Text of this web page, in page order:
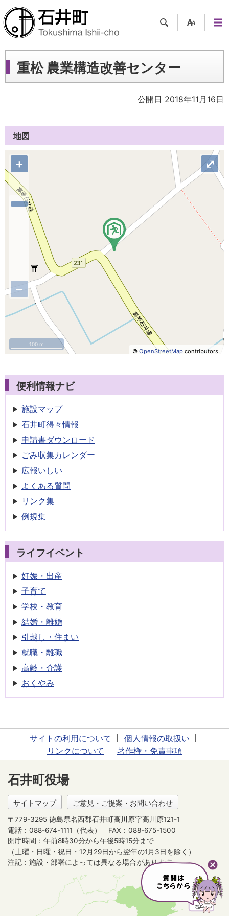
ツー
ュー
重松 農業構造改善センター
公開日 2018年11月16日
地図
+
−
©OpenStreetMap contributors.
100 m
⤢
便利情報ナビ
施設マップ
石井町得々情報
申請書ダウンロード
ごみ収集カレンダー
広報いしい
よくある質問
リンク集
例規集
ライフイベント
妊娠・出産
子育て
学校・教育
結婚・離婚
引越し・住まい
就職・離職
高齢・介護
おくやみ
サイトの利用について
個人情報の取扱い
リンクについて
著作権・免責事項
石井町役場
サイトマップ ご意見・ご提案・お問い合わせ
〒779-3295 徳島県名西郡石井町高川原字高川原121-1
電話：088-674-1111（代表）
FAX：088-675-1500
開庁時間：午前8時30分から午後5時15分まで
（土曜・日曜・祝日・12月29日から翌年の1月3日を除く）
注記：施設・部署によっては異なる場合があります。